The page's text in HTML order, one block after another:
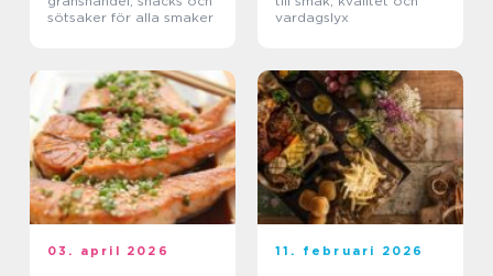
sötsaker för alla smaker
vardagslyx
03. april 2026 11. februari 2026